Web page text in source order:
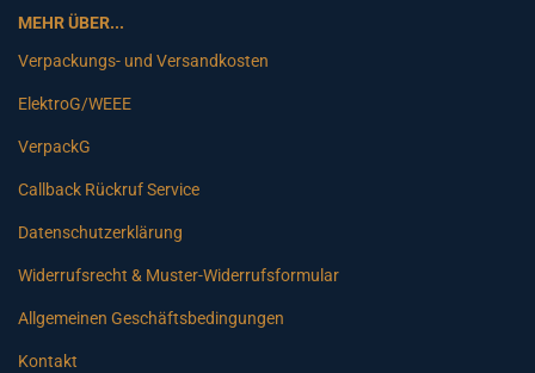
MEHR ÜBER...
Verpackungs- und Versandkosten
ElektroG/WEEE
VerpackG
Callback Rückruf Service
Datenschutzerklärung
Widerrufsrecht & Muster-Widerrufsformular
Allgemeinen Geschäftsbedingungen
Kontakt